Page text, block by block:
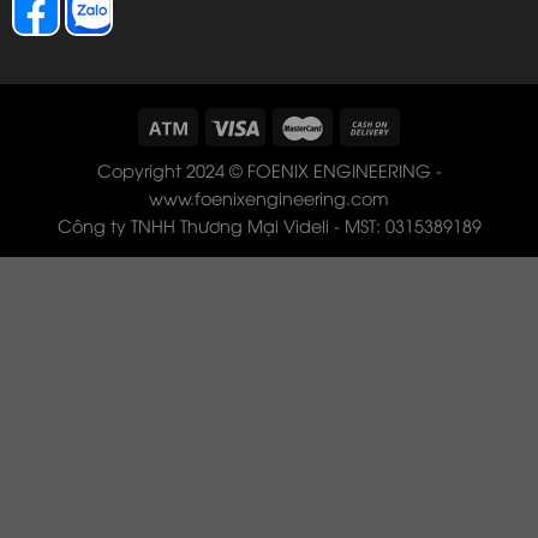
Copyright 2024 © FOENIX ENGINEERING -
www.foenixengineering.com
Công ty TNHH Thương Mại Videli - MST: 0315389189